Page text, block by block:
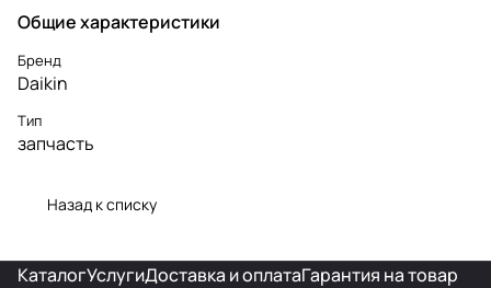
Общие характеристики
Бренд
Daikin
Тип
запчасть
Назад к списку
КаталогУслугиДоставка и оплатаГарантия на товар